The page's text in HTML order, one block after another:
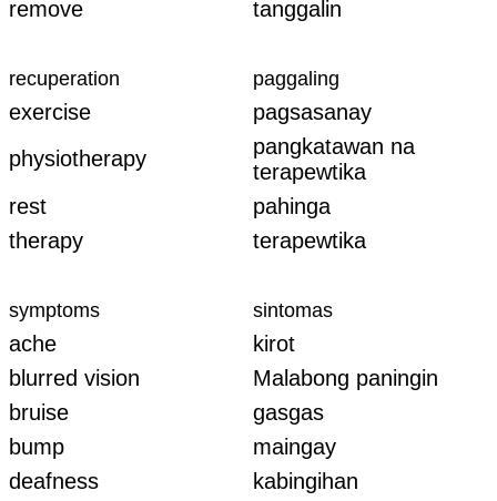
remove tanggalin
recuperation paggaling
exercise
pagsasanay
physiotherapy
pangkatawan na
terapewtika
rest
pahinga
therapy
terapewtika
symptoms sintomas
ache
kirot
blurred vision
Malabong paningin
bruise
gasgas
bump
maingay
deafness
kabingihan